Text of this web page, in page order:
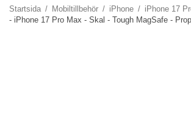
Startsida / Mobiltillbehör / iPhone / iPhone 17
- iPhone 17 Pro Max - Skal - Tough MagSafe -